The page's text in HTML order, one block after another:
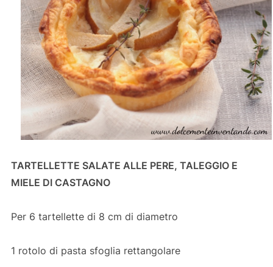
TARTELLETTE SALATE ALLE PERE, TALEGGIO E
MIELE DI CASTAGNO
Per 6 tartellette di 8 cm di diametro
1 rotolo di pasta sfoglia rettangolare